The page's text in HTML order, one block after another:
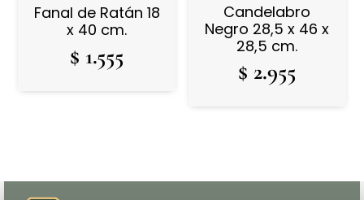
Fanal de Ratán 18
x 40 cm.
$ 1.555
Candelabro
Negro 28,5 x 46 x
28,5 cm.
$ 2.955